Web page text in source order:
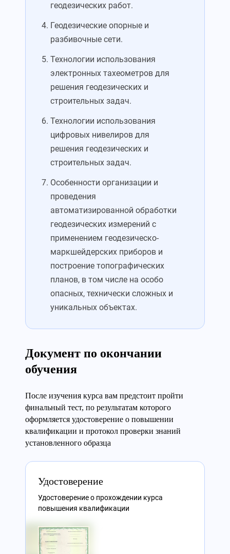
геодезических работ.
Геодезические опорные и
разбивочные сети.
Технологии использования
электронных тахеометров для
решения геодезических и
строительных задач.
Технологии использования
цифровых нивелиров для
решения геодезических и
строительных задач.
Особенности организации и
проведения
автоматизированной обработки
геодезических измерений с
применением геодезическо-
маркшейдерских приборов и
построение топографических
планов, в том числе на особо
опасных, технически сложных и
уникальных объектах.
Документ по окончании
обучения
После изучения курса вам предстоит пройти
финальный тест, по результатам которого
оформляется удостоверение о повышении
квалификации и протокол проверки знаний
установленного образца
Удостоверение
Удостоверение о прохождении курса
повышения квалификации